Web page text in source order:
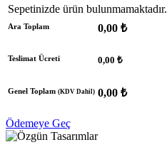
Sepetinizde ürün bulunmamaktadır.
Ara Toplam 0,00 ₺
Teslimat Ücreti 0,00 ₺
Genel Toplam (KDV Dahil) 0,00 ₺
Ödemeye Geç